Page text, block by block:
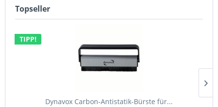
Topseller
TIPP!
Dynavox Carbon-Antistatik-Bürste für...